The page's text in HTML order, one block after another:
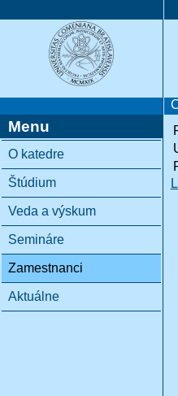
Menu
O katedre
Štúdium
Veda a výskum
Semináre
Zamestnanci
Aktuálne